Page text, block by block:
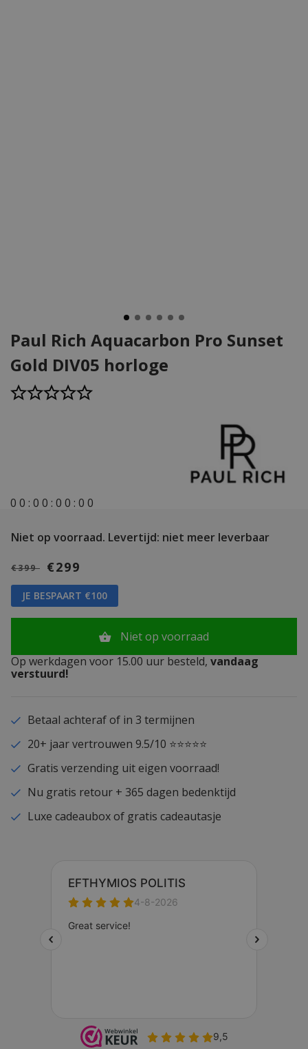
Paul Rich Aquacarbon Pro Sunset
Gold DIV05 horloge
0 0 : 0 0 : 0 0 : 0 0
Niet op voorraad. Levertijd: niet meer leverbaar
€399 €299
JE BESPAART €100
Niet op voorraad
Op werkdagen voor 15.00 uur besteld, vandaag
verstuurd!
Betaal achteraf of in 3 termijnen
20+ jaar vertrouwen 9.5/10 ⭐⭐⭐⭐⭐
Gratis verzending uit eigen voorraad!
Nu gratis retour + 365 dagen bedenktijd
Luxe cadeaubox of gratis cadeautasje